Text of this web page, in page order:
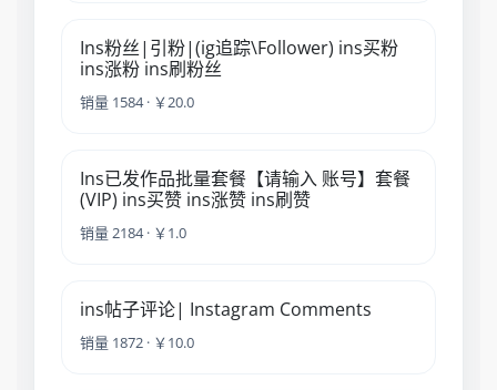
Ins粉丝|引粉|(ig追踪\Follower) ins买粉
ins涨粉 ins刷粉丝
销量 1584 · ￥20.0
Ins已发作品批量套餐【请输入 账号】套餐
(VIP) ins买赞 ins涨赞 ins刷赞
销量 2184 · ￥1.0
ins帖子评论| Instagram Comments
销量 1872 · ￥10.0